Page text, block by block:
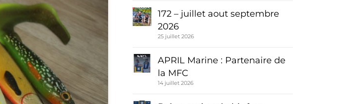
172 – juillet aout septembre
2026
25 juillet 2026
APRIL Marine : Partenaire de
la MFC
14 juillet 2026